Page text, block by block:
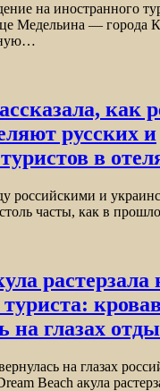
на иностранного
Медельина — города
как
русских и
в
российскими и
часты, как в
растерзала
туриста:
на глазах
на глазах
Beach акула